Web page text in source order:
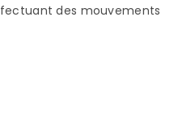
des mouvements